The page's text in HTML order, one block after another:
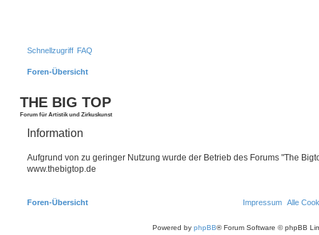
Schnellzugriff FAQ
Foren-Übersicht
THE BIG TOP
Forum für Artistik und Zirkuskunst
Information
Aufgrund von zu geringer Nutzung wurde der Betrieb des Forums "The
www.thebigtop.de
Foren-Übersicht Alle
Impressum
Powered by phpBB® Forum Software © phpBB